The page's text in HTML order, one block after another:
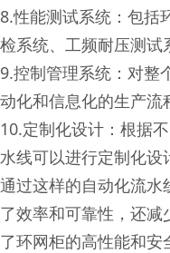
8.性能测试系统：包括
检系统、工频耐压测试
9.控制管理系统：对整
动化和信息化的生产流
10.定制化设计：根据
水线可以进行定制化设
通过这样的自动化流水
了效率和可靠性，还
了环网柜的高性能和安